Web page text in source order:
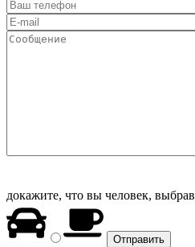
докажите, что вы человек, выбрав